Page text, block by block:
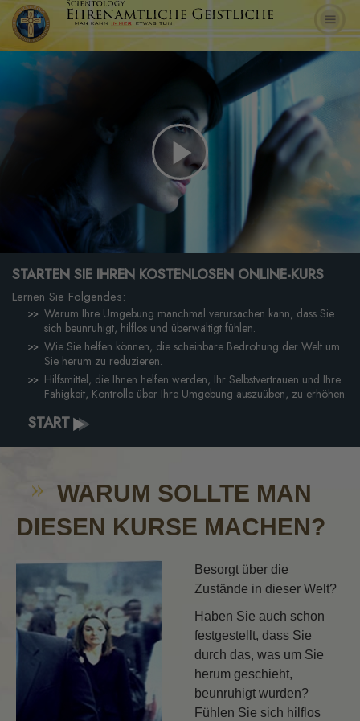
Play
Video
STARTEN SIE IHREN KOSTENLOSEN ONLINE-KURS
Lernen Sie Folgendes:
Warum Ihre Umgebung manchmal verursachen kann, dass Sie
sich beunruhigt, hilflos und überwältigt fühlen.
Wie Sie helfen können, die scheinbare Bedrohung der Welt um
Sie herum zu reduzieren.
Hilfsmittel, die Ihnen helfen werden, Ihr Selbstvertrauen und Ihre
Fähigkeit, Kontrolle über Ihre Umgebung auszuüben, zu erhöhen.
START
WARUM SOLLTE MAN
DIESEN KURSE MACHEN?
Besorgt über die
Zustände in dieser Welt?
Haben Sie auch schon
festgestellt, dass Sie
durch das, was um Sie
herum geschieht,
beunruhigt wurden?
Fühlen Sie sich hilflos